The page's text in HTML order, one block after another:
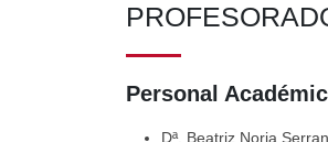
Personal
Dª. Beatriz Noria